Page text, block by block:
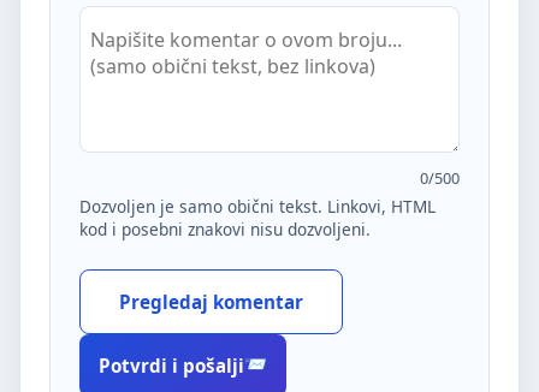
0/500
Dozvoljen je samo obični tekst. Linkovi, HTML
kod i posebni znakovi nisu dozvoljeni.
Pregledaj komentar
Potvrdi i pošalji